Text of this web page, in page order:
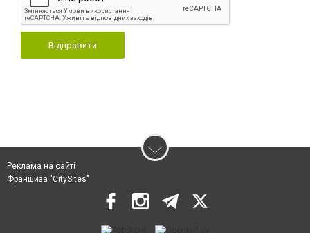
Відправити
Реклама на сайті
Франшиза "CitySites"